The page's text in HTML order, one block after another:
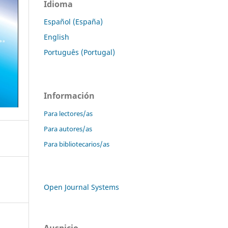
Idioma
Español (España)
English
Português (Portugal)
Información
Para lectores/as
Para autores/as
Para bibliotecarios/as
Open Journal Systems